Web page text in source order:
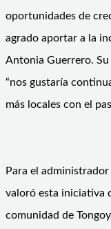
oportunidades de
agrado aportar a la
Antonia Guerrero. Su
“nos gustaría
más locales con el
Para el administrador
valoró esta iniciativa
comunidad de